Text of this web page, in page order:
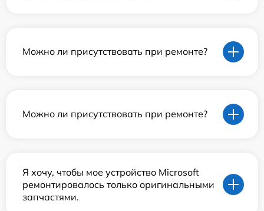
Можно ли присутствовать при ремонте?
Можно ли присутствовать при ремонте?
Я хочу, чтобы мое устройство Microsoft
ремонтировалось только оригинальными
запчастями.